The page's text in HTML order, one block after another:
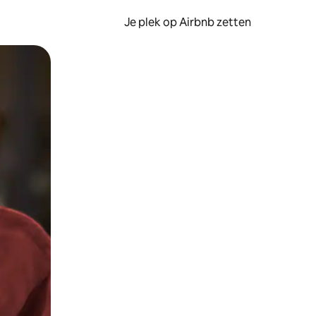
Je plek op Airbnb zetten
of swipen.